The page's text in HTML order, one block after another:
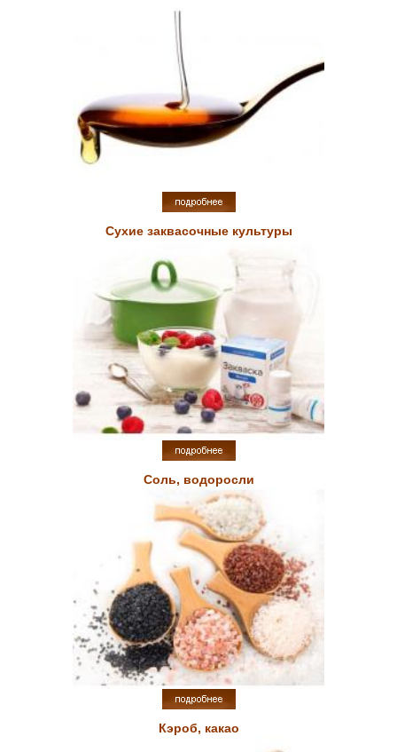
Сухие заквасочные культуры
Соль, водоросли
Кэроб, какао